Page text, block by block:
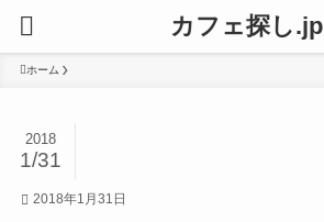
カフェ探し.jp
ホーム
2018
1/31
2018年1月31日